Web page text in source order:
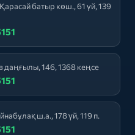
батыр көш., 61 үй, 139
даңғылы, 146, 1368 кеңсе
ш.а., 178 үй, 119 п.